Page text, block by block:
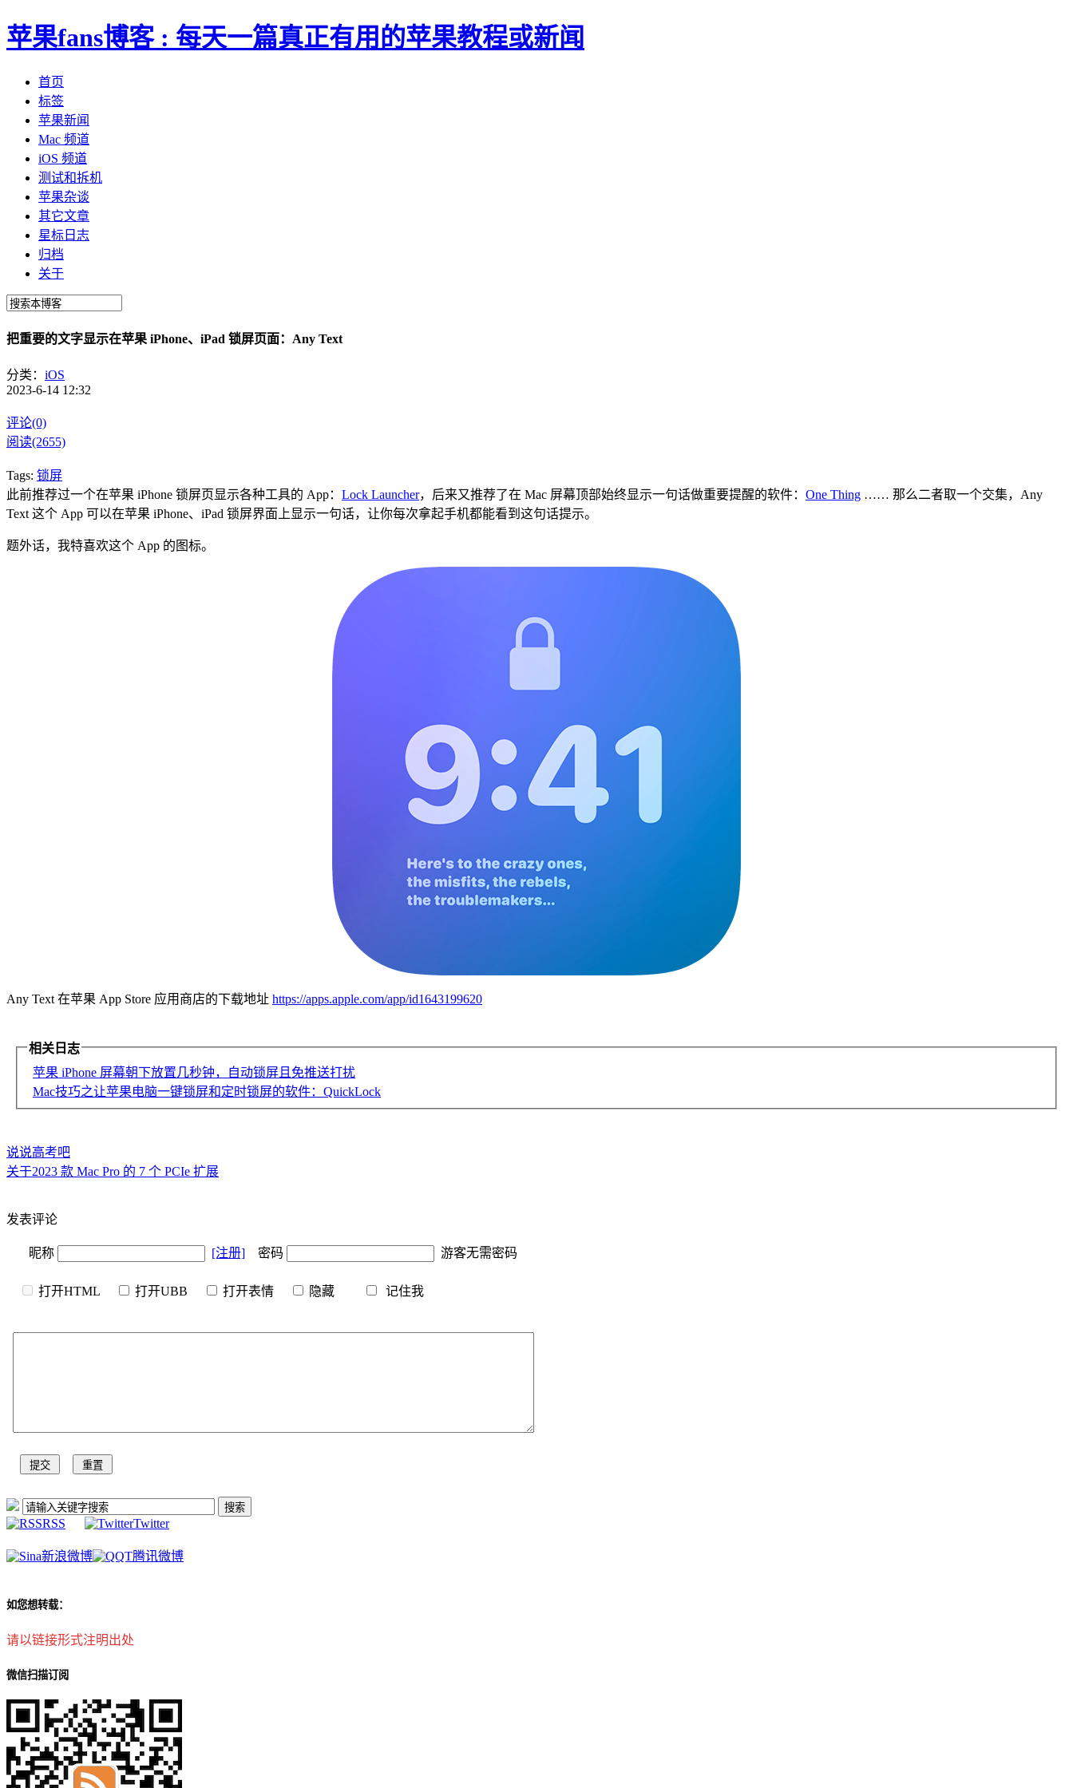
苹果fans博客 : 每天一篇真正有用的苹果教程或新闻
首页
标签
苹果新闻
Mac 频道
iOS 频道
测试和拆机
苹果杂谈
其它文章
星标日志
归档
关于
把重要的文字显示在苹果 iPhone、iPad 锁屏页面：Any Text
分类： iOS
2023-6-14 12:32
评论(0)
阅读(2655)
Tags: 锁屏
此前推荐过一个在苹果 iPhone 锁屏页显示各种工具的 App： Lock Launcher，后来又推荐了在 Mac 屏幕顶部始终显示一句话做重要提醒的软件： One Thing …… 那么二者取一个交集，Any
Text 这个 App 可以在苹果 iPhone、iPad 锁屏界面上显示一句话，让你每次拿起手机都能看到这句话提示。
题外话，我特喜欢这个 App 的图标。
Any Text 在苹果 App Store 应用商店的下载地址 https://apps.apple.com/app/id1643199620
相关日志
苹果 iPhone 屏幕朝下放置几秒钟，自动锁屏且免推送打扰
Mac技巧之让苹果电脑一键锁屏和定时锁屏的软件：QuickLock
说说高考吧
关于2023 款 Mac Pro 的 7 个 PCIe 扩展
发表评论
昵称 [注册] 密码 游客无需密码
打开HTML 打开UBB 打开表情 隐藏 记住我
RSS Twitter
新浪微博 腾讯微博
如您想转载：
请以链接形式注明出处
微信扫描订阅